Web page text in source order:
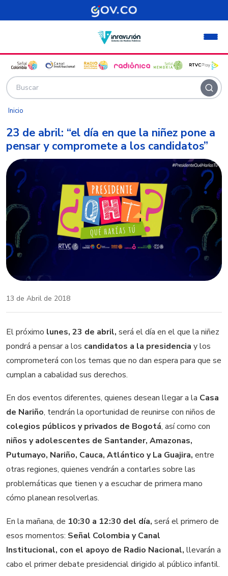
Pasar al contenido principal
Inicio
23 de abril: “el día en que la niñez pone a
pensar y compromete a los candidatos”
13 de Abril de 2018
El próximo lunes, 23 de abril, será el día en el que la niñez
pondrá a pensar a los candidatos a la presidencia y los
comprometerá con los temas que no dan espera para que se
cumplan a cabalidad sus derechos.
En dos eventos diferentes, quienes desean llegar a la Casa
de Nariño, tendrán la oportunidad de reunirse con niños de
colegios públicos y privados de Bogotá, así como con
niños y adolescentes de Santander, Amazonas,
Putumayo, Nariño, Cauca, Atlántico y La Guajira, entre
otras regiones, quienes vendrán a contarles sobre las
problemáticas que tienen y a escuchar de primera mano
cómo planean resolverlas.
En la mañana, de 10:30 a 12:30 del día, será el primero de
esos momentos: Señal Colombia y Canal
Institucional, con el apoyo de Radio Nacional, llevarán a
cabo el primer debate presidencial dirigido al público infantil.